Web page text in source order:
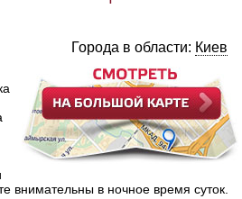
Города в области: Киев
внимательны в ночное время суток.